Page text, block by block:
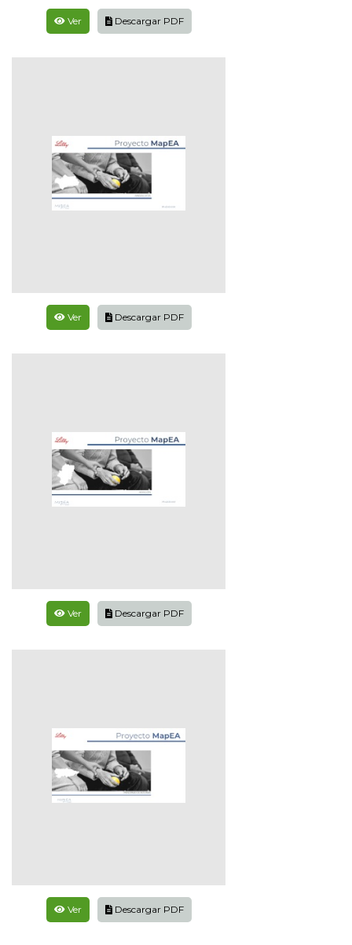
Ver Descargar PDF
Ver Descargar PDF
Ver Descargar PDF
Ver Descargar PDF